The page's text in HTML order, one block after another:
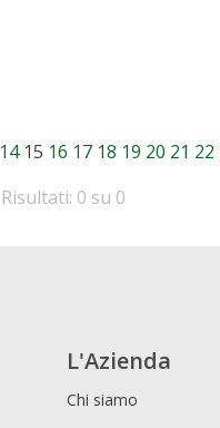
14 15 16 17 18 19 20 21 22
Risultati: 0 su 0
L'Azienda
Chi siamo